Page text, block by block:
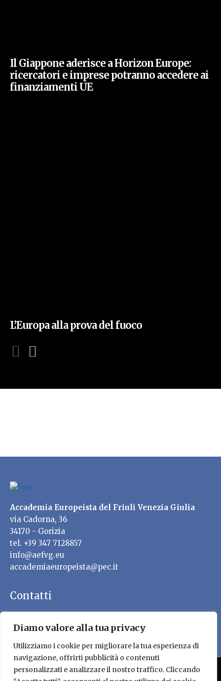
Diamo valore alla tua privacy
Utilizziamo i cookie per migliorare la tua esperienza di
navigazione, offrirti pubblicità o contenuti
personalizzati e analizzare il nostro traffico. Cliccando
Il Giappone aderisce a Horizon Europe:
ricercatori e imprese potranno accedere ai
finanziamenti UE
L’Europa alla prova del fuoco
Accademia Europeista del Friuli Venezia Giulia
via Cadorna, 36
34170 - Gorizia
tel. +39 347 7128857
info@aefvg.eu
accademiaeuropeista@pec.it
Contatti